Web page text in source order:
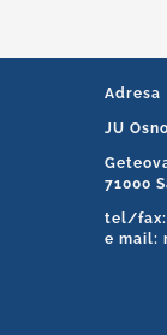
Adresa
JU
71000
tel/fax:
e mail: